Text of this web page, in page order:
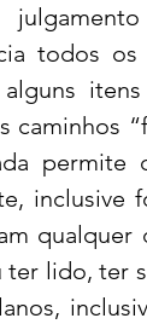
todos
caminhos
permite
inclusive
qualquer
ter lido, ter